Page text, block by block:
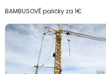
BAMBUSOVÉ paličky za 1€